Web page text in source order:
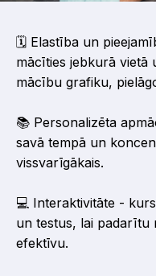
🗓️ Elastība un
mācīties jebkurā vietā
mācību grafiku,
📚 Personalizēta
savā tempā un
vissvarīgākais.
💻 Interaktivitāte -
un testus, lai
efektīvu.